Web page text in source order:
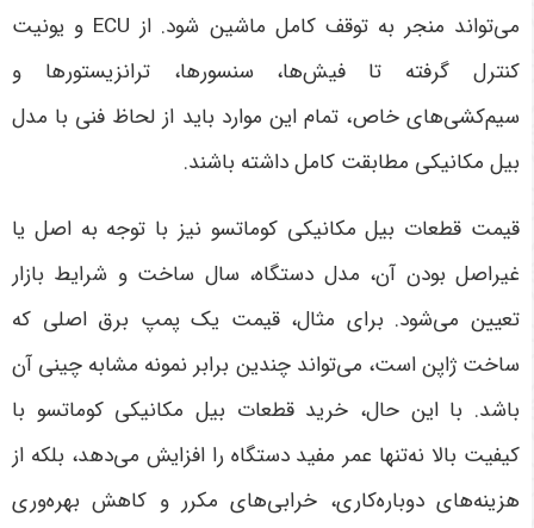
می‌تواند منجر به توقف کامل ماشین شود. از
و یونیت
کنترل گرفته تا فیش‌ها، سنسورها، ترانزیستورها و
سیم‌کشی‌های خاص، تمام این موارد باید از لحاظ فنی با مدل
بیل مکانیکی مطابقت کامل داشته باشند.
قیمت قطعات بیل مکانیکی کوماتسو نیز با توجه به اصل یا
غیراصل بودن آن، مدل دستگاه، سال ساخت و شرایط بازار
تعیین می‌شود. برای مثال، قیمت یک پمپ برق اصلی که
ساخت ژاپن است، می‌تواند چندین برابر نمونه مشابه چینی آن
باشد. با این حال، خرید قطعات بیل مکانیکی کوماتسو با
کیفیت بالا نه‌تنها عمر مفید دستگاه را افزایش می‌دهد، بلکه از
هزینه‌های دوباره‌کاری، خرابی‌های مکرر و کاهش بهره‌وری